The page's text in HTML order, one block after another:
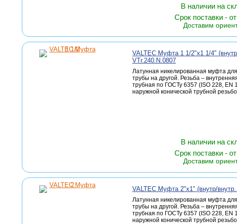
В наличии на
Срок поставки -
Доставим
VALTEC Муфта 1 1/2"х1 1/4"
VTr.240.N.0807
Латунная никелированная муфта
трубы на другой. Резьба –
трубная по ГОСТу 6357 (ISO 228, EN
наружной конической трубной
В наличии на
Срок поставки -
Доставим
VALTEC Муфта 2"х1" (внутр/
Латунная никелированная муфта
трубы на другой. Резьба –
трубная по ГОСТу 6357 (ISO 228, EN
наружной конической трубной